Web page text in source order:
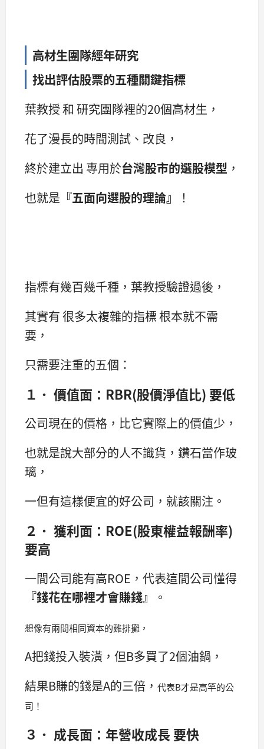
高材生團隊經年研究
找出評估股票的五種關鍵指標
葉教授 和 研究團隊裡的20個高材生，
花了漫長的時間測試、改良，
終於建立出 專用於台灣股市的選股模型 ，
也就是 『五面向選股的理論』 ！
指標有幾百幾千種，葉教授驗證過後，
其實有 很多太複雜的指標 根本就不需
要，
只需要注重的五個：
１． 價值面：RBR(股價淨值比) 要低
公司現在的價格，比它實際上的價值少，
也就是說大部分的人不識貨，鑽石當作玻
璃，
一但有這樣便宜的好公司，就該關注。
２． 獲利面：ROE(股東權益報酬率)
要高
一間公司能有高ROE，代表這間公司懂得
『錢花在哪裡才會賺錢』
。
想像有兩間相同資本的雞排攤，
A把錢投入裝潢，但B多買了2個油鍋，
結果B賺的錢是A的三倍， 代表B才是高竿的公
司！
３． 成長面：年營收成長 要快